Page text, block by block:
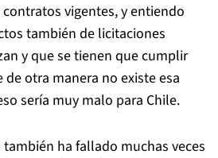
vigentes, y entiendo
también de licitaciones
y que se tienen que cumplir
otra manera no existe esa
sería muy malo para Chile.
ha fallado muchas veces